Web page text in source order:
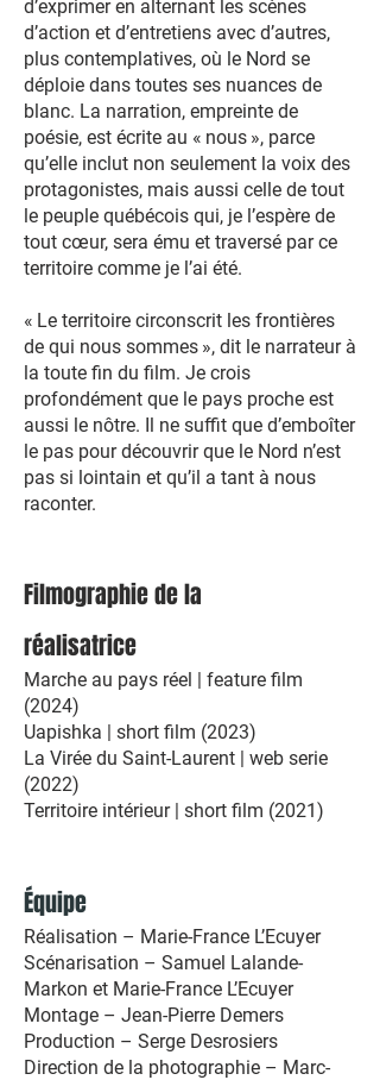
d’exprimer en alternant les scènes
d’action et d’entretiens avec d’autres,
plus contemplatives, où le Nord se
déploie dans toutes ses nuances de
blanc. La narration, empreinte de
poésie, est écrite au « nous », parce
qu’elle inclut non seulement la voix des
protagonistes, mais aussi celle de tout
le peuple québécois qui, je l’espère de
tout cœur, sera ému et traversé par ce
territoire comme je l’ai été.
« Le territoire circonscrit les frontières
de qui nous sommes », dit le narrateur à
la toute fin du film. Je crois
profondément que le pays proche est
aussi le nôtre. Il ne suffit que d’emboîter
le pas pour découvrir que le Nord n’est
pas si lointain et qu’il a tant à nous
raconter.
Filmographie de la
réalisatrice
Marche au pays réel | feature film
(2024)
Uapishka | short film (2023)
La Virée du Saint-Laurent | web serie
(2022)
Territoire intérieur | short film (2021)
Équipe
Réalisation – Marie-France L’Ecuyer
Scénarisation – Samuel Lalande-
Markon et Marie-France L’Ecuyer
Montage – Jean-Pierre Demers
Production – Serge Desrosiers
Direction de la photographie – Marc-